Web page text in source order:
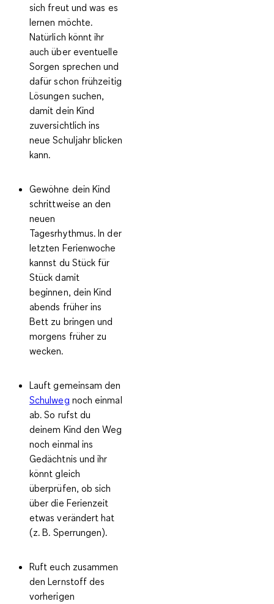
sich freut und was es
lernen möchte.
Natürlich könnt ihr
auch über eventuelle
Sorgen sprechen und
dafür schon frühzeitig
Lösungen suchen,
damit dein Kind
zuversichtlich ins
neue Schuljahr blicken
kann.
Gewöhne dein Kind
schrittweise an den
neuen
Tagesrhythmus.In der
letzten Ferienwoche
kannst du Stück für
Stück damit
beginnen, dein Kind
abends früher ins
Bett zu bringen und
morgens früher zu
wecken.
Lauft gemeinsam den
Schulweg noch einmal
ab.So rufst du
deinem Kind den Weg
noch einmal ins
Gedächtnis und ihr
könnt gleich
überprüfen, ob sich
über die Ferienzeit
etwas verändert hat
(z. B. Sperrungen).
Ruft euch zusammen
den Lernstoff des
vorherigen